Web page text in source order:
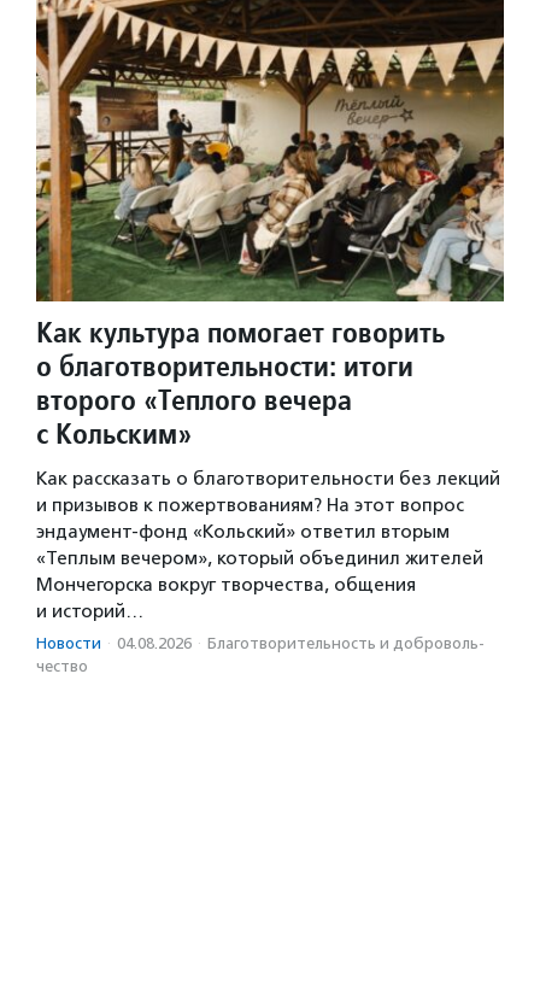
Как культура помогает говорить
о благотворительности: итоги
второго «Теплого вечера
с Кольским»
Как рассказать о благотворительности без лекций
и призывов к пожертвованиям? На этот вопрос
эндаумент-фонд «Кольский» ответил вторым
«Теплым вечером», который объединил жителей
Мончегорска вокруг творчества, общения
и историй…
Новости · 04.08.2026 · Благотвори­тель­ность и доброволь­
чест­во